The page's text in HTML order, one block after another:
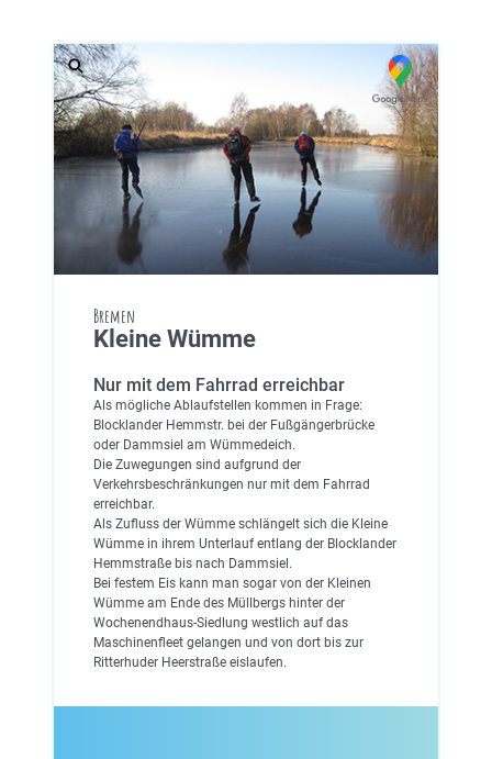
Bremen
Kleine Wümme
Nur mit dem Fahrrad erreichbar
Als mögliche Ablaufstellen kommen in Frage:
Blocklander Hemmstr. bei der Fußgängerbrücke
oder Dammsiel am Wümmedeich.
Die Zuwegungen sind aufgrund der
Verkehrsbeschränkungen nur mit dem Fahrrad
erreichbar.
Als Zufluss der Wümme schlängelt sich die Kleine
Wümme in ihrem Unterlauf entlang der Blocklander
Hemmstraße bis nach Dammsiel.
Bei festem Eis kann man sogar von der Kleinen
Wümme am Ende des Müllbergs hinter der
Wochenendhaus-Siedlung westlich auf das
Maschinenfleet gelangen und von dort bis zur
Ritterhuder Heerstraße eislaufen.